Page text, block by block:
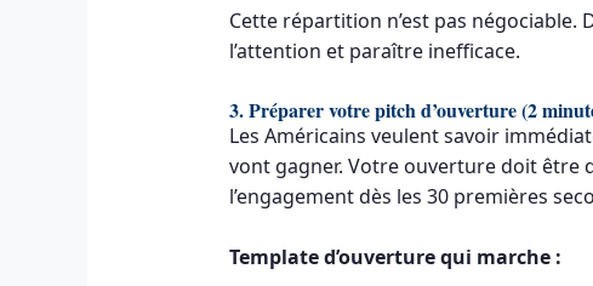
Cette répartition n’est pas négociable.
l’attention et paraître inefficace.
3. Préparer votre pitch d’ouverture (2
Les Américains veulent savoir
vont gagner. Votre ouverture doit être
l’engagement dès les 30 premières
Template d’ouverture qui marche :